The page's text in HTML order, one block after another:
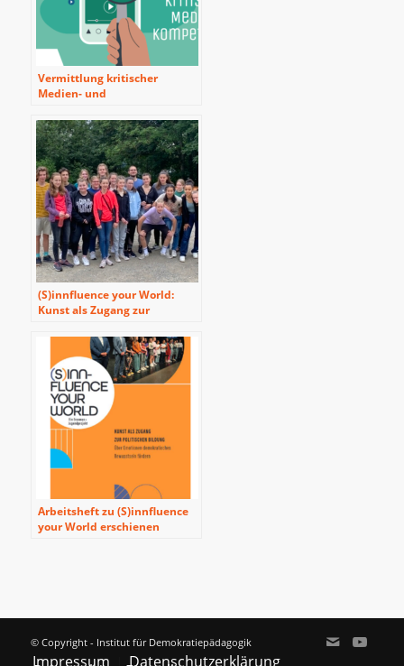
Vermittlung kritischer
Medien- und
informellen
Bildungskontexten: Das
Beispiel der ‘Speak Up!
Tagung’ aus Ostbelgien
(S)innfluence your World:
Kunst als Zugang zur
Emotionen demokratisches
Bewusstsein fördern
Arbeitsheft zu (S)innfluence
your World erschienen
© Copyright - Institut für Demokratiepädagogik
Impressum Datenschutzerklärung